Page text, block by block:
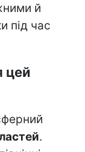
й
під час
цей
.